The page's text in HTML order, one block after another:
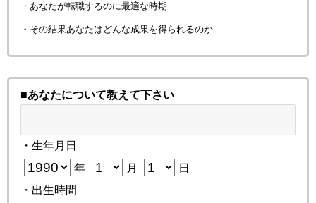
・あなたが転職するのに最適な時期
・その結果あなたはどんな成果を得られるのか
■あなたについて教えて下さい
・生年月日
年 月
日
・出生時間